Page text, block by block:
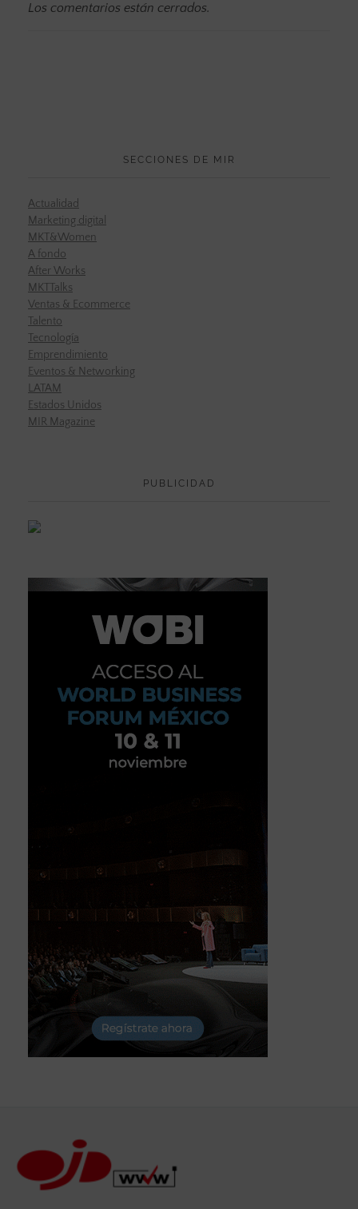
Los comentarios están cerrados.
SECCIONES DE MIR
Actualidad
Marketing digital
MKT&Women
A fondo
After Works
MKTTalks
Ventas & Ecommerce
Talento
Tecnología
Emprendimiento
Eventos & Networking
LATAM
Estados Unidos
MIR Magazine
PUBLICIDAD